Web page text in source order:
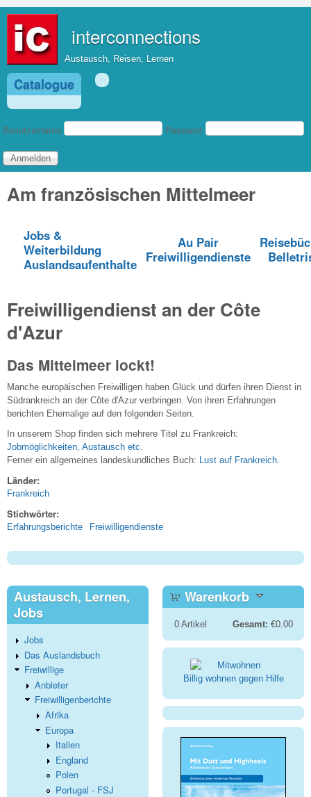
interconnections
Austausch, Reisen, Lernen
Catalogue
Benutzeranmeldung
Benutzername Passwort
Am französischen Mittelmeer
Jobs &
Weiterbildung
Auslandsaufenthalte
Au Pair
Freiwilligendienste
Freiwilligendienst an der Côte
d'Azur
Das Mittelmeer lockt!
Manche europäischen Freiwilligen haben Glück und dürfen ihren Dienst in
Südrankreich an der Côte d'Azur verbringen. Von ihren Erfahrungen
berichten Ehemalige auf den folgenden Seiten.
In unserem Shop finden sich mehrere Titel zu Frankreich:
Jobmöglichkeiten, Austausch etc.
Ferner ein allgemeines landeskundliches Buch:
Lust auf Frankreich.
Länder:
Frankreich
Stichwörter:
Erfahrungsberichte Freiwilligendienste
Austausch, Lernen,
Jobs
Jobs
Das Auslandsbuch
Freiwillige
Anbieter
Freiwilligenberichte
Afrika
Europa
Italien
England
Polen
Portugal - FSJ
Warenkorb
0Artikel Gesamt: €0.00
Billig wohnen gegen Hilfe